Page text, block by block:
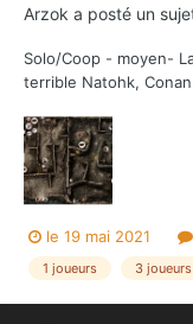
Arzok a posté un
Solo/Coop - moyen-
terrible Natohk,
Shem. Il a fini par
sables où, lorsque le
le 19 mai 2021
1 joueurs 3 joueurs